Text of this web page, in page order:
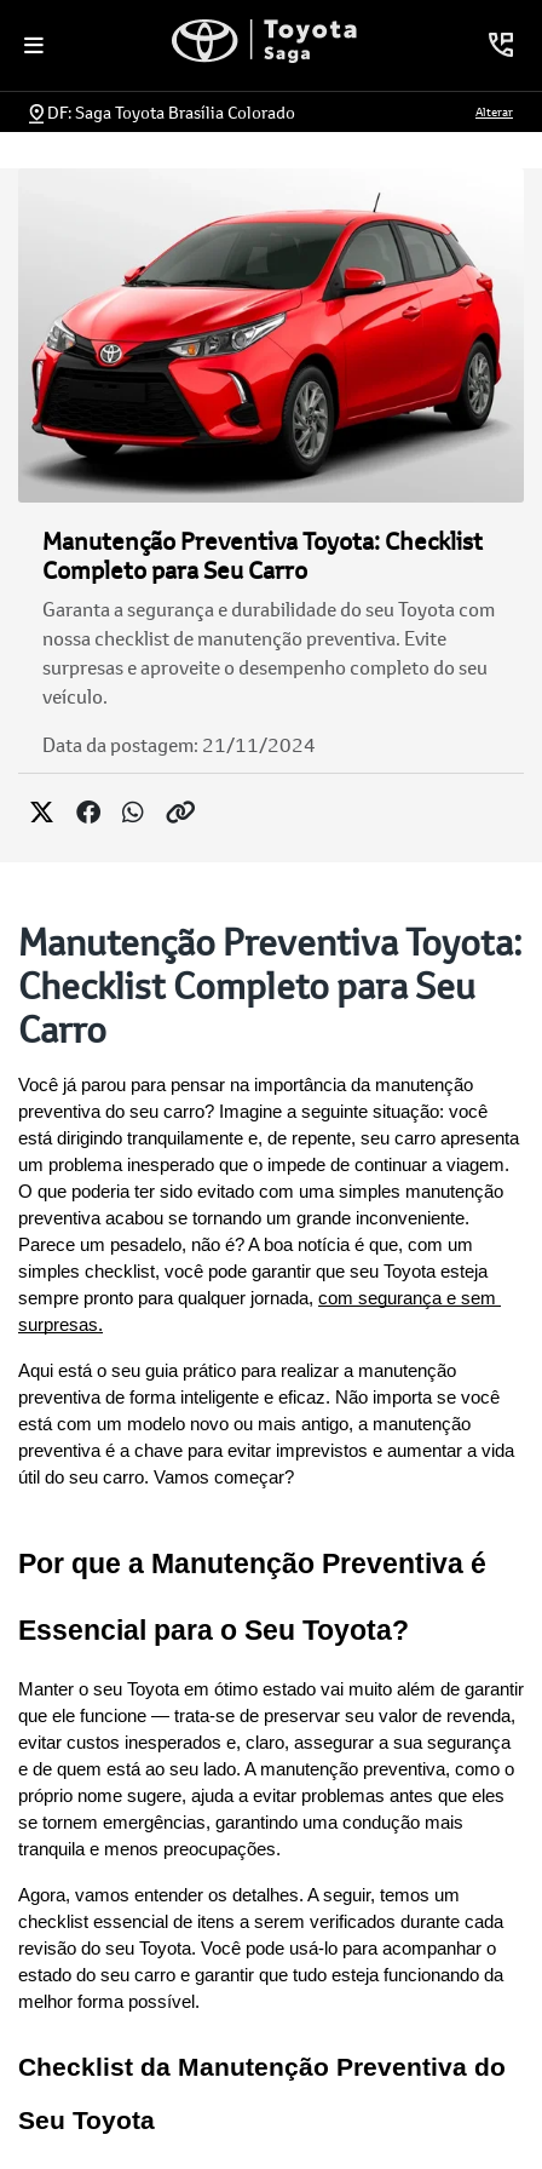
DF: Saga Toyota Brasília Colorado Alterar
Manutenção Preventiva Toyota: Checklist
Completo para Seu Carro
Garanta a segurança e durabilidade do seu Toyota com
nossa checklist de manutenção preventiva. Evite
surpresas e aproveite o desempenho completo do seu
veículo.
Data da postagem: 21/11/2024
Manutenção Preventiva Toyota:
Checklist Completo para Seu
Carro
Você já parou para pensar na importância da manutenção
preventiva do seu carro? Imagine a seguinte situação: você
está dirigindo tranquilamente e, de repente, seu carro apresenta
um problema inesperado que o impede de continuar a viagem.
O que poderia ter sido evitado com uma simples manutenção
preventiva acabou se tornando um grande inconveniente.
Parece um pesadelo, não é? A boa notícia é que, com um
simples checklist, você pode garantir que seu Toyota esteja
sempre pronto para qualquer jornada, com segurança e sem
surpresas.
Aqui está o seu guia prático para realizar a manutenção
preventiva de forma inteligente e eficaz. Não importa se você
está com um modelo novo ou mais antigo, a manutenção
preventiva é a chave para evitar imprevistos e aumentar a vida
útil do seu carro. Vamos começar?
Por que a Manutenção Preventiva é
Essencial para o Seu Toyota?
Manter o seu Toyota em ótimo estado vai muito além de garantir
que ele funcione — trata-se de preservar seu valor de revenda,
evitar custos inesperados e, claro, assegurar a sua segurança
e de quem está ao seu lado. A manutenção preventiva, como o
próprio nome sugere, ajuda a evitar problemas antes que eles
se tornem emergências, garantindo uma condução mais
tranquila e menos preocupações.
Agora, vamos entender os detalhes. A seguir, temos um
checklist essencial de itens a serem verificados durante cada
revisão do seu Toyota. Você pode usá-lo para acompanhar o
estado do seu carro e garantir que tudo esteja funcionando da
melhor forma possível.
Checklist da Manutenção Preventiva do
Seu Toyota